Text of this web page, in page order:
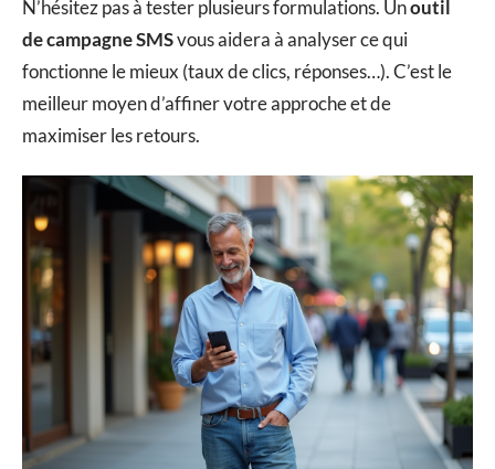
N’hésitez pas à tester plusieurs formulations. Unoutil
de campagne SMSvous aidera à analyser ce qui
fonctionne le mieux (taux de clics, réponses…). C’est le
meilleur moyen d’affiner votre approche et de
maximiser les retours.